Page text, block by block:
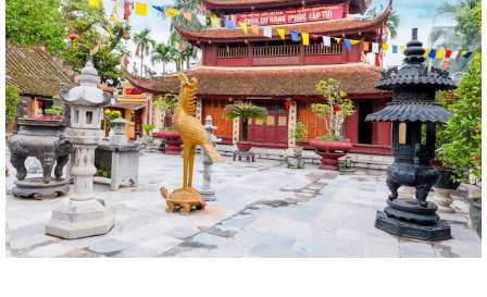
Công văn v/v thực hiện liên thông dữ liệu khám sức khỏe định kỳ,
khám sàng lọc
Công văn số 186/KH- UBND Triển khai thực hiện Chương trình quốc gia
về an toàn trong sử dụng điện...
Quyết định số: 55 /2026/QĐ-UBND TP Quy định hệ số điều chỉnh mức
thu nhập đủ điều kiện để được mua,...
Công văn số 8387/SXD - CCGĐXD của Sở Xây dựng TP Hải Phòng V/v
tiếp tục triển khai thực hiện công...